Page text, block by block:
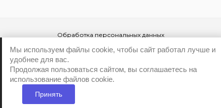
Обработка персональных данных
Политика конфиденциальности
Мы используем файлы cookie, чтобы сайт работал лучше и
удобнее для вас.
Продолжая пользоваться сайтом, вы соглашаетесь на
использование файлов cookie.
Принять